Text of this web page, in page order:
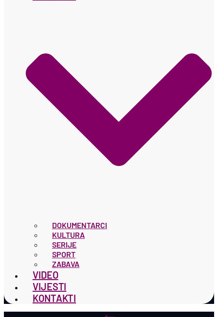
DOKUMENTARCI
KULTURA
SERIJE
SPORT
ZABAVA
VIDEO
VIJESTI
KONTAKTI